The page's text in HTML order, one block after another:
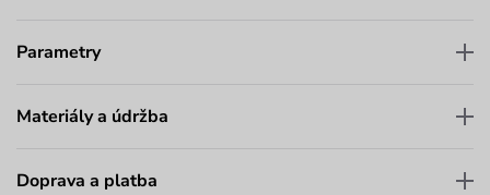
Parametry
Materiály a údržba
Doprava a platba